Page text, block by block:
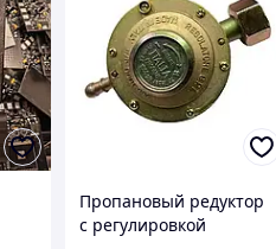
Пропановый редуктор
с регулировкой